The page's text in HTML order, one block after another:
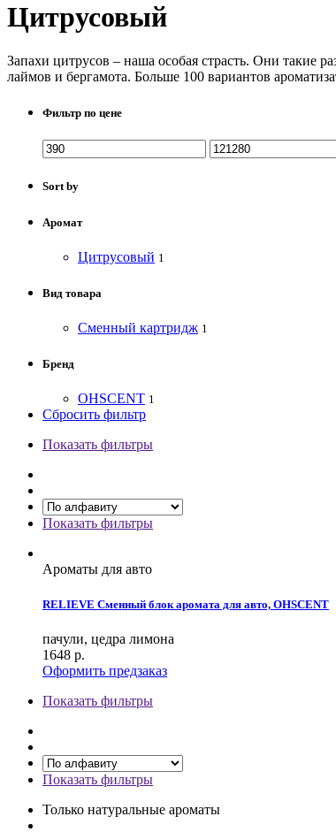
Цитрусовый
Запахи цитрусов – наша особая страсть. Они такие
лаймов и бергамота. Больше 100 вариантов
Фильтр по цене
Sort by
Аромат
Цитрусовый 1
Вид товара
Сменный картридж 1
Бренд
OHSCENT 1
Сбросить фильтр
Показать фильтры
Показать фильтры
Ароматы для авто
RELIEVE Сменный блок аромата для авто, OHSCENT
пачули, цедра лимона
1648 р.
Оформить предзаказ
Показать фильтры
Показать фильтры
Только натуральные ароматы